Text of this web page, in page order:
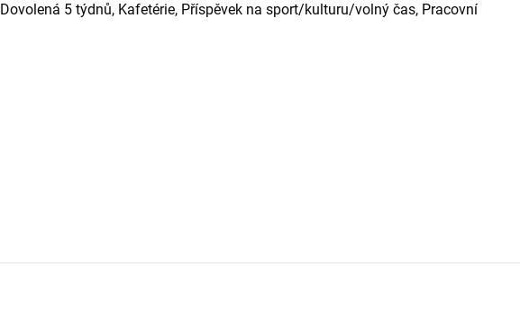
5 týdnů, Kafetérie, Příspěvek na sport/kulturu/volný čas, Pracovní